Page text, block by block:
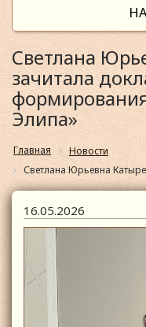
Светлана
зачитала
Элипа»
Главная
Новости
Светлана Юрьевна
16.05.2026